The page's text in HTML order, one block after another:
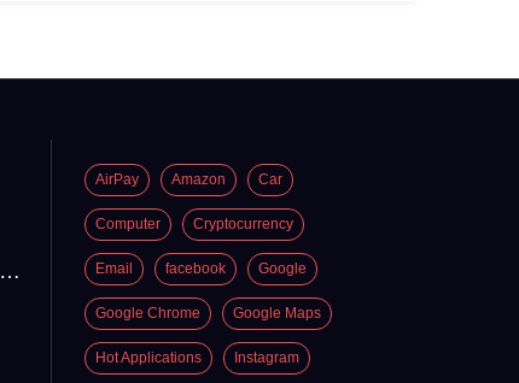
AirPay Amazon Car
Computer Cryptocurrency
Email facebook Google
Google Chrome Google Maps
Hot Applications Instagram